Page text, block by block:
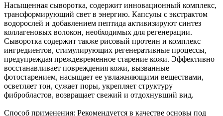
Насыщенная сыворотка, содержит инновационный комплекс,
трансформирующий свет в энергию. Капсулы с экстрактом
водорослей и добавлением пептида активизируют синтез
коллагеновых волокон, необходимых для регенерации.
Сыворотка содержит также рисовый протеин и комплекс
ингредиентов, стимулирующих регенеративные процессы,
предупреждая преждевременное старение кожи. Эффективно
восстанавливает повреждения кожи, вызванные
фотостарением, насыщает ее увлажняющими веществами,
осветляет тон, сужает поры, укрепляет структуру
фибробластов, возвращает свежий и отдохнувший вид.
Способ применения: Рекомендуется в качестве основы под